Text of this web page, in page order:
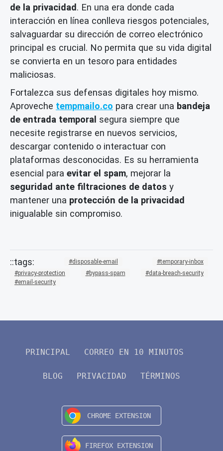
de la privacidad . En una era donde cada
interacción en línea conlleva riesgos potenciales,
salvaguardar su dirección de correo electrónico
principal es crucial. No permita que su vida digital
se convierta en un tesoro para entidades
maliciosas.
Fortalezca sus defensas digitales hoy mismo.
Aproveche tempmailo.co para crear una bandeja
de entrada temporal segura siempre que
necesite registrarse en nuevos servicios,
descargar contenido o interactuar con
plataformas desconocidas. Es su herramienta
esencial para evitar el spam, mejorar la
seguridad ante filtraciones de datos y
mantener una protección de la privacidad
inigualable sin compromiso.
disposable-email
temporary-inbox
privacy-protection
bypass-spam
data-breach-security
email-security
PRINCIPAL CORREO EN 10 MINUTOS
BLOG PRIVACIDAD TÉRMINOS